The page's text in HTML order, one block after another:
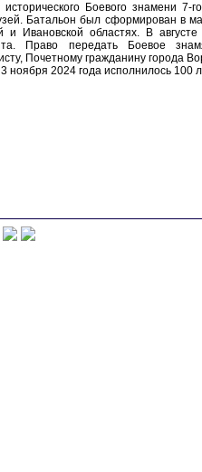
Боевого знамени 7-
Батальон был сформирован в
Ивановской областях. В
Право передать Боевое
Почетному гражданину города
ноября 2024 года исполнилось 100